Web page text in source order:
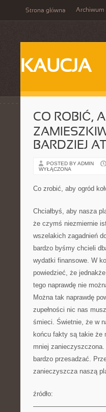
Strona główna Archiwum
KAUCJA
CO ROBIĆ,
BARDZIEJ
POSTED BY ADMIN
WYŁĄCZONA
Co zrobić, aby ogród
Chciałbyś, aby nasza
że czymś niezmiernie
wszelakich zagadnień
bardzo byśmy chcieli
wydatki finansowe. W
powiedzieć, że
tego naprawdę nie
Można tak naprawdę
zupełności nic nas
śmieci. Świetnie, że w
końcu fakty są takie że
mniej
bardzo przesadzać.
zanieczyszcza naszą
źródło:
———————————